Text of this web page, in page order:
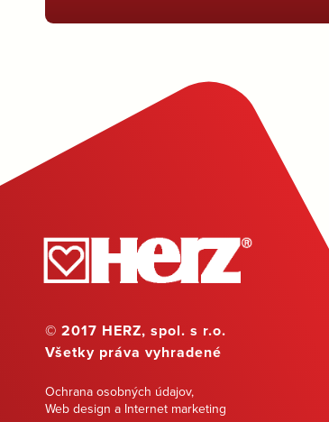
© 2017 HERZ, spol. s r.o.
Všetky práva vyhradené
Ochrana osobných údajov,
Web design a Internet marketing